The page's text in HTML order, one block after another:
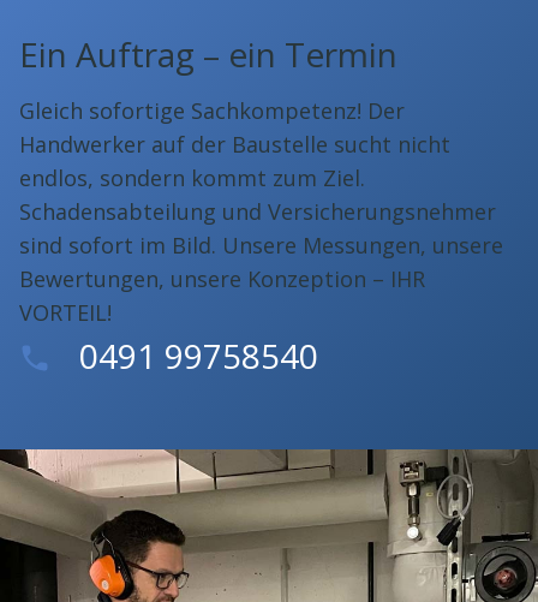
Ein Auftrag – ein Termin
Gleich sofortige Sachkompetenz! Der
Handwerker auf der Baustelle sucht nicht
endlos, sondern kommt zum Ziel.
Schadensabteilung und Versicherungsnehmer
sind sofort im Bild. Unsere Messungen, unsere
Bewertungen, unsere Konzeption – IHR
VORTEIL!
0491 99758540